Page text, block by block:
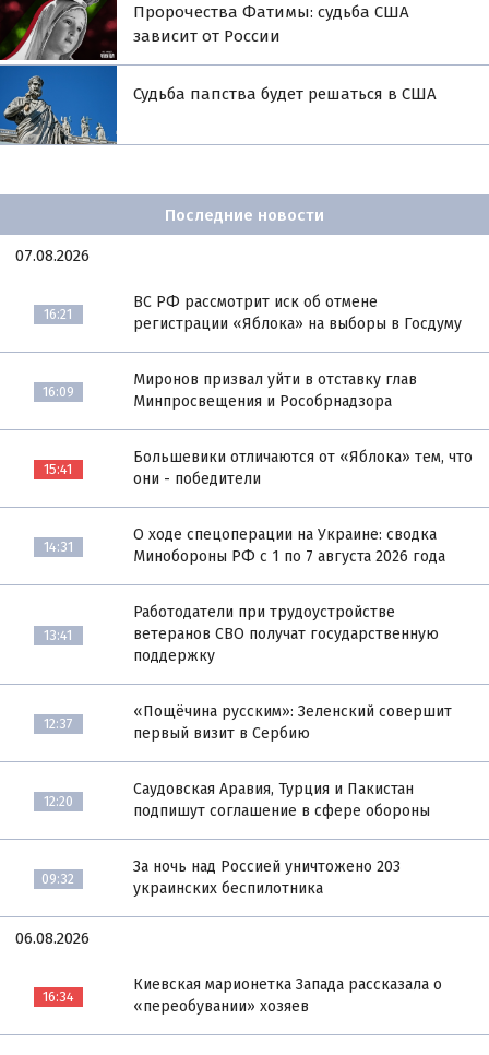
Пророчества Фатимы: судьба США
зависит от России
Судьба папства будет решаться в США
Последние новости
07.08.2026
16:21
ВС РФ рассмотрит иск об отмене
регистрации «Яблока» на выборы в Госдуму
16:09
Миронов призвал уйти в отставку глав
Минпросвещения и Рособрнадзора
15:41
Большевики отличаются от «Яблока» тем, что
они - победители
14:31
О ходе спецоперации на Украине: сводка
Минобороны РФ с 1 по 7 августа 2026 года
13:41
Работодатели при трудоустройстве
ветеранов СВО получат государственную
поддержку
12:37
«Пощёчина русским»: Зеленский совершит
первый визит в Сербию
12:20
Саудовская Аравия, Турция и Пакистан
подпишут соглашение в сфере обороны
09:32
За ночь над Россией уничтожено 203
украинских беспилотника
06.08.2026
16:34
Киевская марионетка Запада рассказала о
«переобувании» хозяев